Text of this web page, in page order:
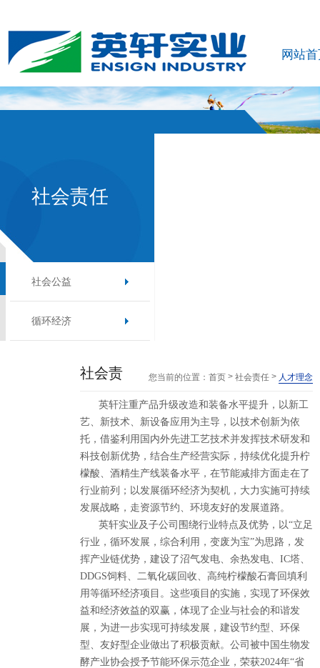
网站
社会责任
社会公益
循环经济
社会责
您当前的位置： 首页 > 社会责任 > 人才理念
英轩注重产品升级改造和装备水平提升，以新工
艺、新技术、新设备应用为主导，以技术创新为依
托，借鉴利用国内外先进工艺技术并发挥技术研发和
科技创新优势，结合生产经营实际，持续优化提升柠
檬酸、酒精生产线装备水平，在节能减排方面走在了
行业前列；以发展循环经济为契机，大力实施可持续
发展战略，走资源节约、环境友好的发展道路。
英轩实业及子公司围绕行业特点及优势，以“立足
行业，循环发展，综合利用，变废为宝”为思路，发
挥产业链优势，建设了沼气发电、余热发电、IC塔、
DDGS饲料、二氧化碳回收、高纯柠檬酸石膏回填利
用等循环经济项目。这些项目的实施，实现了环保效
益和经济效益的双赢，体现了企业与社会的和谐发
展，为进一步实现可持续发展，建设节约型、环保
型、友好型企业做出了积极贡献。公司被中国生物发
酵产业协会授予节能环保示范企业，荣获2024年“省